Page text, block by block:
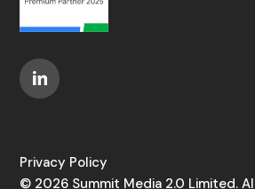
Privacy Policy
© 2026 Summit Media 2.0 Limited.